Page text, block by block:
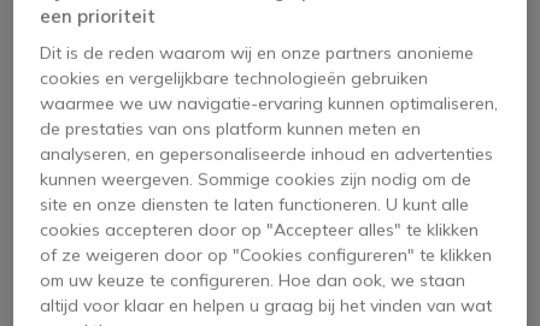
HP Serie 7 Pro 27''
QHD Thunderbolt 4
Monitor
PACK
Poly Blackwire 5220
USB-C + USB-C/A
dongle + HP G5
Dockingstation + Poly
Studio P5
4.7 van 3 Reviews
een prioriteit
Dit is de reden waarom wij en onze partners anonieme
cookies en vergelijkbare technologieën gebruiken
waarmee we uw navigatie-ervaring kunnen optimaliseren,
de prestaties van ons platform kunnen meten en
analyseren, en gepersonaliseerde inhoud en advertenties
kunnen weergeven. Sommige cookies zijn nodig om de
site en onze diensten te laten functioneren. U kunt alle
cookies accepteren door op "Accepteer alles" te klikken
of ze weigeren door op "Cookies configureren" te klikken
om uw keuze te configureren. Hoe dan ook, we staan
altijd voor klaar en helpen u graag bij het vinden van wat